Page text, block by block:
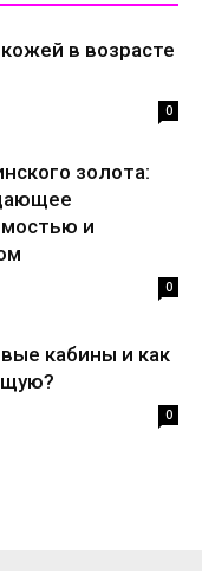
в возрасте
0
золота:
и
0
кабины и как
0